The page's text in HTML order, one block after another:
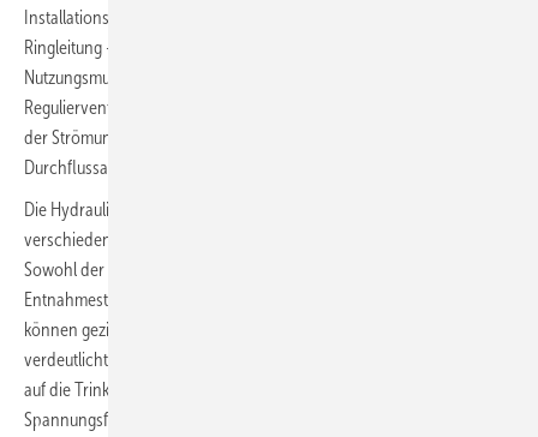
Installationsarten – wie Reihenleitung, T-Stück-Installation oder
Ringleitung – können flexibel kombiniert und unterschiedliche
Nutzungsmuster dargestellt werden. Dabei stehen 18 stufenlose
Regulierventile und rund 70 Sensoren zur Verfügung. Die Darstellung
der Strömung erfolgt zusätzlich über mechanische
Durchflussanzeiger.
Die Hydraulikwand schafft eine praxisorientierte Umgebung, in der
verschiedene Betriebszustände realistisch simuliert werden können.
Sowohl der Versorgungsdruck als auch die Volumenströme an allen
Entnahmestellen lassen sich stufenlos regulieren. Mit Regulierventilen
können gezielt Szenarien erzeugt und analysiert werden. Zudem
verdeutlicht die Hydraulikwand, wie sich hydraulische Optimierungen
auf die Trinkwasser­hygiene und den Nutzerkomfort auswirken. Wie im
Spannungsfeld zwischen möglichst geringen Rohrdurchmessern und